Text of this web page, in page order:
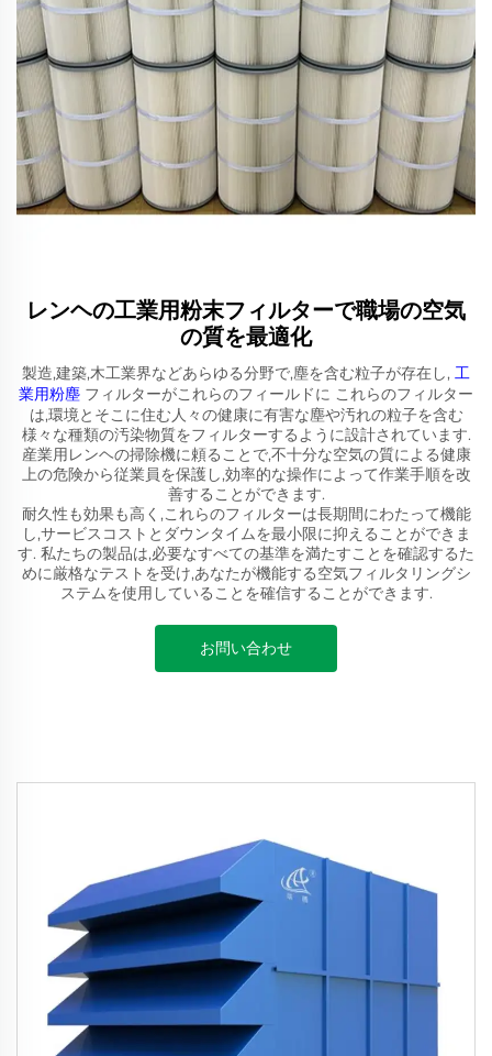
レンヘの工業用粉末フィルターで職場の空気
の質を最適化
製造,建築,木工業界などあらゆる分野で,塵を含む粒子が存在し, 工
業用粉塵 フィルターがこれらのフィールドに これらのフィルター
は,環境とそこに住む人々の健康に有害な塵や汚れの粒子を含む
様々な種類の汚染物質をフィルターするように設計されています.
産業用レンヘの掃除機に頼ることで,不十分な空気の質による健康
上の危険から従業員を保護し,効率的な操作によって作業手順を改
善することができます.
耐久性も効果も高く,これらのフィルターは長期間にわたって機能
し,サービスコストとダウンタイムを最小限に抑えることができま
す. 私たちの製品は,必要なすべての基準を満たすことを確認するた
めに厳格なテストを受け,あなたが機能する空気フィルタリングシ
ステムを使用していることを確信することができます.
お問い合わせ